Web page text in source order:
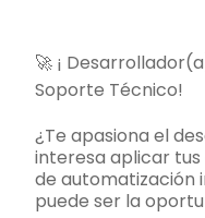
🚀 ¡
Soporte Técnico!
¿Te apasiona el
interesa aplicar
de automatización
puede ser la